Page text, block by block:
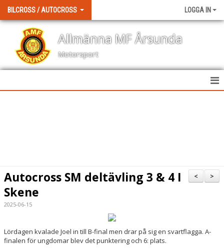
BILCROSS / AUTOCROSS LOGGA IN
Allmänna MF Årsunda
Motorsport
DOKUMENT
KONTAKT
>
<
Autocross SM deltävling 3 & 4 I
Skene
2025-06-15
Lördagen kvalade Joel in till B-final men drar på sig en svartflagga. A-
finalen för ungdomar blev det punktering och 6: plats.